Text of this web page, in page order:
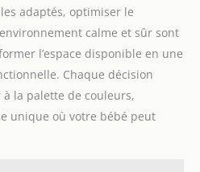
adaptés, optimiser le
calme et sûr sont
l’espace disponible en une
Chaque décision
la palette de couleurs,
unique où votre bébé peut